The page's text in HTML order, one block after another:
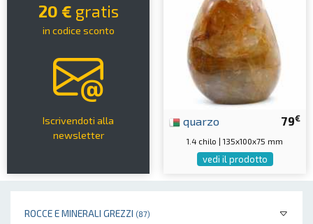
ROCCE E MINERALI GREZZI (87)
20 € gratis
in codice sconto
Iscrivendoti alla
newsletter
79€
quarzo
1.4 chilo | 135x100x75 mm
vedi il prodotto